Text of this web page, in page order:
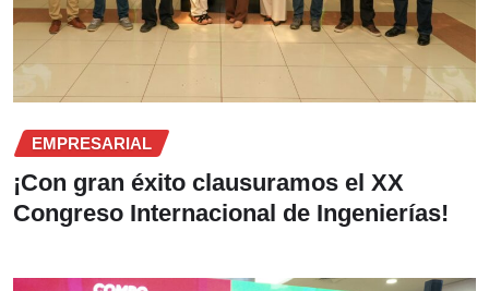
EMPRESARIAL
¡Con gran éxito clausuramos el XX
Congreso Internacional de Ingenierías!